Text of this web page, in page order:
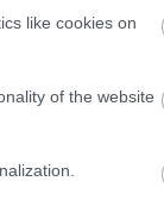
like cookies on
of the website
17:34